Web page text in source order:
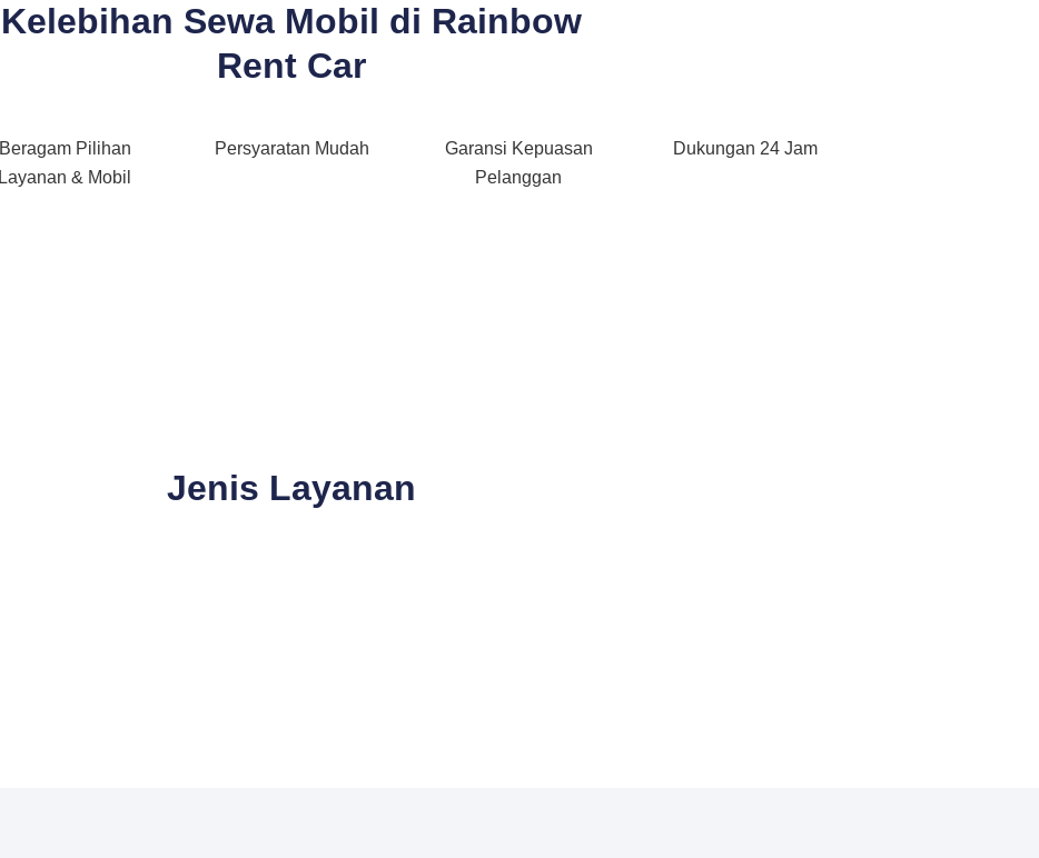
Kelebihan Sewa Mobil di Rainbow
Rent Car
Beragam Pilihan
Layanan & Mobil
Persyaratan Mudah
Garansi Kepuasan
Pelanggan
Dukungan 24 Jam
Jenis Layanan